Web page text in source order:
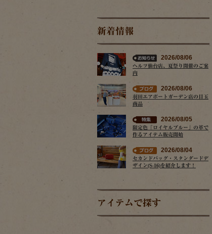
新着情報
2026/08/06
ヘルツ仙台店、夏祭り開催のご案
内
2026/08/06
羽田エアポートガーデン店の目玉
商品
2026/08/05
限定色「ロイヤルブルー」の革で
作るアイテム販売開始
2026/08/04
セカンドバッグ・スタンダードデ
ザイン(S-16)を紹介します！
アイテムで探す